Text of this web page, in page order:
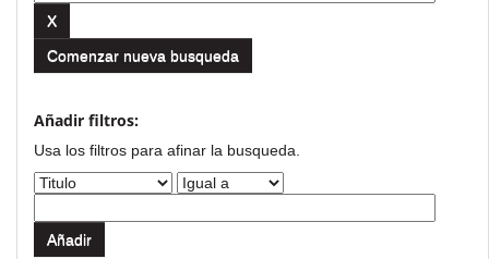
Comenzar nueva busqueda
Añadir filtros:
Usa los filtros para afinar la busqueda.